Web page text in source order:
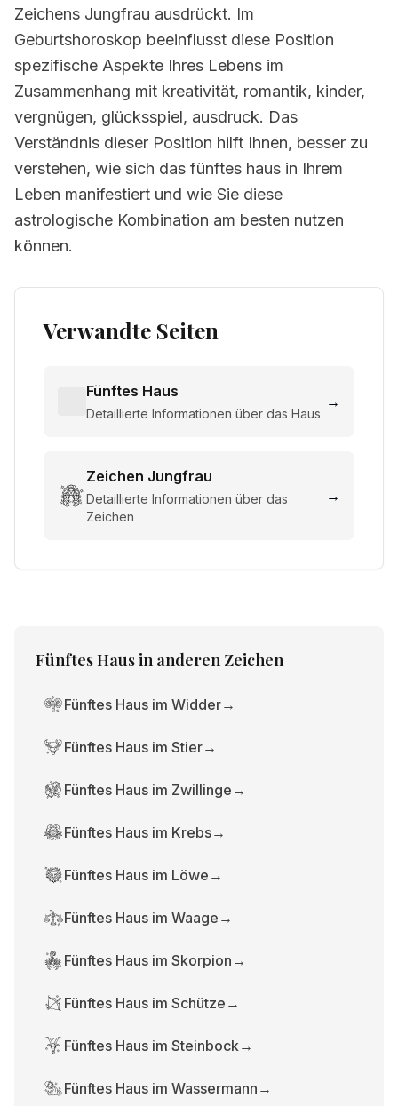
Zeichens Jungfrau ausdrückt. Im
Geburtshoroskop beeinflusst diese Position
spezifische Aspekte Ihres Lebens im
Zusammenhang mit kreativität, romantik, kinder,
vergnügen, glücksspiel, ausdruck. Das
Verständnis dieser Position hilft Ihnen, besser zu
verstehen, wie sich das fünftes haus in Ihrem
Leben manifestiert und wie Sie diese
astrologische Kombination am besten nutzen
können.
Verwandte Seiten
Fünftes Haus
Detaillierte Informationen über das Haus
→
Zeichen Jungfrau
Detaillierte Informationen über das
Zeichen
→
Fünftes Hausin anderen Zeichen
Fünftes Haus im Widder→
Fünftes Haus im Stier→
Fünftes Haus im Zwillinge →
Fünftes Haus im Krebs→
Fünftes Haus im Löwe →
Fünftes Haus im Waage →
Fünftes Haus im Skorpion →
Fünftes Haus im Schütze →
Fünftes Haus im Steinbock→
Fünftes Haus im Wassermann →